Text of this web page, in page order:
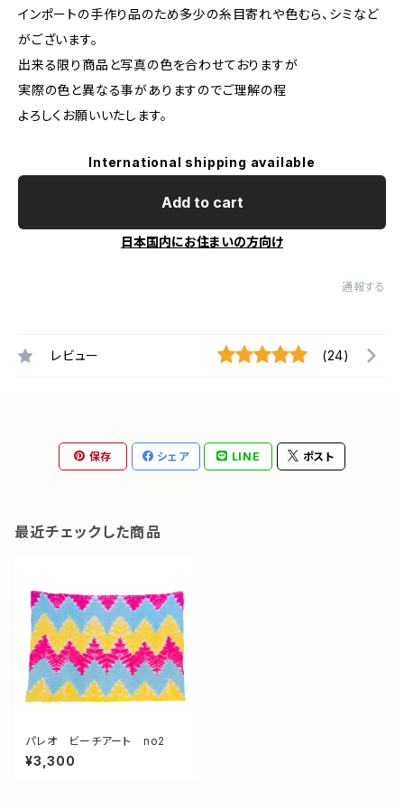
インポートの手作り品のため多少の糸目寄れや色むら、シミなど
がございます。
出来る限り商品と写真の色を合わせておりますが
実際の色と異なる事がありますのでご理解の程
よろしくお願いいたします。
International shipping available
Add to cart
日本国内にお住まいの方向け
通報する
レビュー (24)
保存 シェア LINE ポスト
最近チェックした商品
パレオ ビーチアート no2
¥3,300